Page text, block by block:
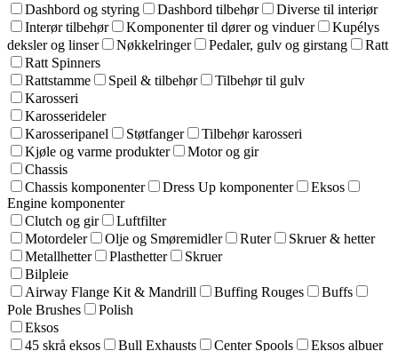
Dashbord og styring
Dashbord tilbehør
Diverse til interiør
Interør tilbehør
Komponenter til dører og vinduer
Kupélys
deksler og linser
Nøkkelringer Pedaler, gulv og girstang
Ratt
Ratt Spinners
Rattstamme
Speil & tilbehør
Tilbehør til gulv
Karosseri
Karosserideler
Karosseripanel
Støtfanger
Tilbehør karosseri
Kjøle og varme produkter
Motor og gir
Chassis
Chassis komponenter
Dress Up komponenter
Eksos
Engine komponenter
Clutch og gir
Luftfilter
Motordeler
Olje og Smøremidler Ruter
Skruer & hetter
Metallhetter
Plasthetter
Skruer
Bilpleie
Airway Flange Kit & Mandrill
Buffing Rouges
Buffs
Pole Brushes
Polish
Eksos
45 skrå eksos
Bull Exhausts Center Spools Eksos albuer